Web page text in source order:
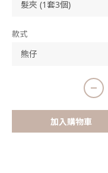
款式
加入購物車